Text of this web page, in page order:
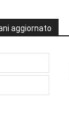
aggiornato